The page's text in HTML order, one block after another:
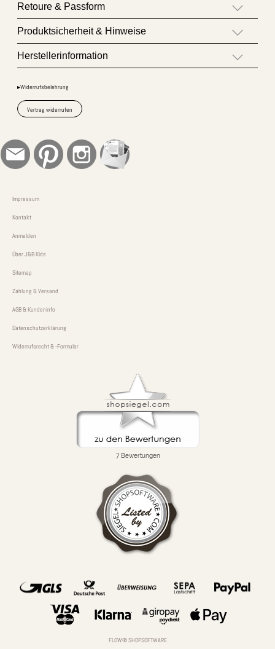
Retoure & Passform
Produktsicherheit & Hinweise
Herstellerinformation
▸Widerrufsbelehrung
Vertrag widerrufen
Impressum
Kontakt
Anmelden
Über J&B Kids
Sitemap
Zahlung & Versand
AGB & Kundeninfo
Datenschutzerklärung
Widerrufsrecht & -Formular
FLOW® SHOPSOFTWARE